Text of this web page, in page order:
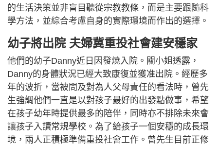
的生活決策並非盲目聽從宗教教條，而是主要跟隨科
學方法，並綜合考慮自身的實際環境而作出的選擇。
幼子將出院 夫婦冀重投社會建安穩家
他們的幼子Danny近日因發燒入院。關小姐透露，
Danny的身體狀況已經大致康復並獲准出院。經歷多
年的波折，當被問及對為人父母責任的看法時，曾先
生強調他們一直是以對孩子最好的出發點做事，希望
在孩子幼年時提供最多的陪伴，同時亦不排除未來會
讓孩子入讀常規學校。為了給孩子一個安穩的成長環
境，兩人正積極準備重投社會工作。曾先生目前正修